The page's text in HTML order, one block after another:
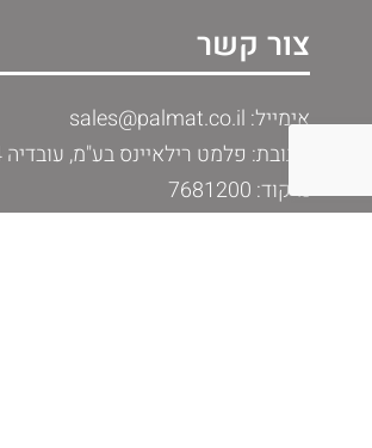
צור קשר
אימייל: sales@palmat.co.il
כתובת: פלמט רילאיינס בע"מ, עובדיה 4, יד בנימין
מיקוד: 7681200